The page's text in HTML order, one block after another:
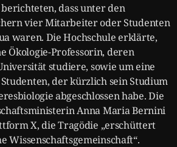
dass unter den
vier Mitarbeiter oder Studenten
waren. Die Hochschule erklärte,
Ökologie-Professorin, deren
studiere, sowie um eine
der kürzlich sein Studium
abgeschlossen habe. Die
Anna Maria Bernini
X, die Tragödie „erschüttert
Wissenschaftsgemeinschaft“.